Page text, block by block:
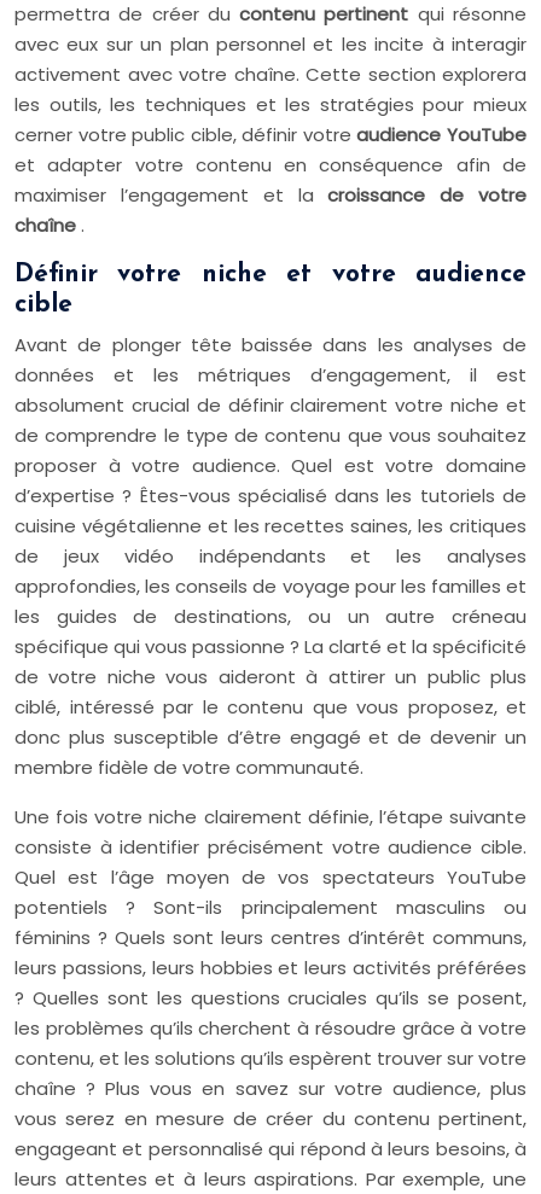
permettra de créer ducontenu pertinent qui résonne
avec eux sur un plan personnel et les incite à interagir
activement avec votre chaîne. Cette section explorera
les outils, les techniques et les stratégies pour mieux
cerner votre public cible, définir votreaudience YouTube
et adapter votre contenu en conséquence afin de
maximiser l’engagement et lacroissance de votre
chaîne.
Définir votre niche et votre audience
cible
Avant de plonger tête baissée dans les analyses de
données et les métriques d’engagement, il est
absolument crucial de définir clairement votre niche et
de comprendre le type de contenu que vous souhaitez
proposer à votre audience. Quel est votre domaine
d’expertise ? Êtes-vous spécialisé dans les tutoriels de
cuisine végétalienne et les recettes saines, les critiques
de jeux vidéo indépendants et les analyses
approfondies, les conseils de voyage pour les familles et
les guides de destinations, ou un autre créneau
spécifique qui vous passionne ? La clarté et la spécificité
de votre niche vous aideront à attirer un public plus
ciblé, intéressé par le contenu que vous proposez, et
donc plus susceptible d’être engagé et de devenir un
membre fidèle de votre communauté.
Une fois votre niche clairement définie, l’étape suivante
consiste à identifier précisément votre audience cible.
Quel est l’âge moyen de vos spectateurs YouTube
potentiels ? Sont-ils principalement masculins ou
féminins ? Quels sont leurs centres d’intérêt communs,
leurs passions, leurs hobbies et leurs activités préférées
? Quelles sont les questions cruciales qu’ils se posent,
les problèmes qu’ils cherchent à résoudre grâce à votre
contenu, et les solutions qu’ils espèrent trouver sur votre
chaîne ? Plus vous en savez sur votre audience, plus
vous serez en mesure de créer du contenu pertinent,
engageant et personnalisé qui répond à leurs besoins, à
leurs attentes et à leurs aspirations. Par exemple, une